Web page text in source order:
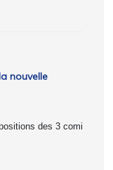
nouvelle
des 3 comi